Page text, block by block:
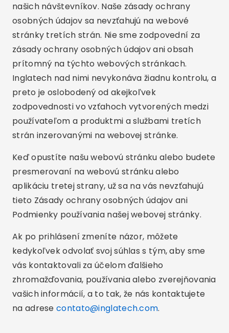
našich návštevníkov. Naše zásady ochrany
osobných údajov sa nevzťahujú na webové
stránky tretích strán. Nie sme zodpovední za
zásady ochrany osobných údajov ani obsah
prítomný na týchto webových stránkach.
Inglatech nad nimi nevykonáva žiadnu kontrolu, a
preto je oslobodený od akejkoľvek
zodpovednosti vo vzťahoch vytvorených medzi
používateľom a produktmi a službami tretích
strán inzerovanými na webovej stránke.
Keď opustíte našu webovú stránku alebo budete
presmerovaní na webovú stránku alebo
aplikáciu tretej strany, už sa na vás nevzťahujú
tieto Zásady ochrany osobných údajov ani
Podmienky používania našej webovej stránky.
Ak po prihlásení zmeníte názor, môžete
kedykoľvek odvolať svoj súhlas s tým, aby sme
vás kontaktovali za účelom ďalšieho
zhromažďovania, používania alebo zverejňovania
vašich informácií, a to tak, že nás kontaktujete
na adresecontato@inglatech.com.